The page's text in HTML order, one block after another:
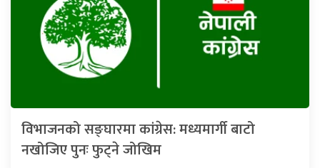
विभाजनको सङ्घारमा कांग्रेस: मध्यमार्गी बाटो
नखोजिए पुनः फुट्ने जोखिम